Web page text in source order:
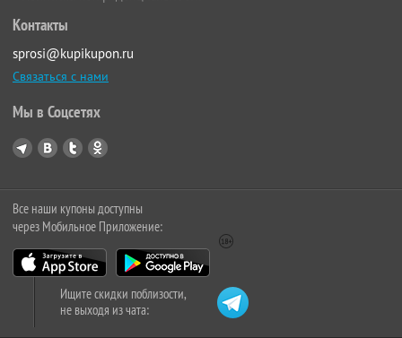
Контакты
sprosi@kupikupon.ru
Связаться с нами
Мы в Соцсетях
Все наши купоны доступны
через Мобильное Приложение:
Ищите скидки поблизости,
не выходя из чата: